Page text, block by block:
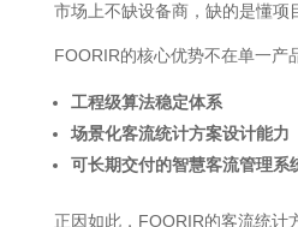
市场上不缺设备商，缺的是懂项
FOORIR的核心优势不在单一产
工程级算法稳定体系
场景化客流统计方案设计能力
可长期交付的智慧客流管理系
正因如此，FOORIR的客流统计